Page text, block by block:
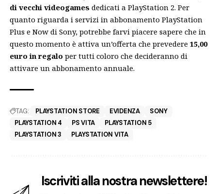
di vecchi videogames dedicati a PlayStation 2. Per
quanto riguarda i servizi in abbonamento PlayStation
Plus e Now di Sony, potrebbe farvi piacere sapere che in
questo momento è attiva un’offerta che prevedere 15,00
euro in regalo per tutti coloro che decideranno di
attivare un abbonamento annuale.
TAG: PLAYSTATION STORE EVIDENZA
SONY
PLAYSTATION 4
PS VITA
PLAYSTATION 5
PLAYSTATION 3
PLAYSTATION VITA
Iscriviti alla nostra newslettere!